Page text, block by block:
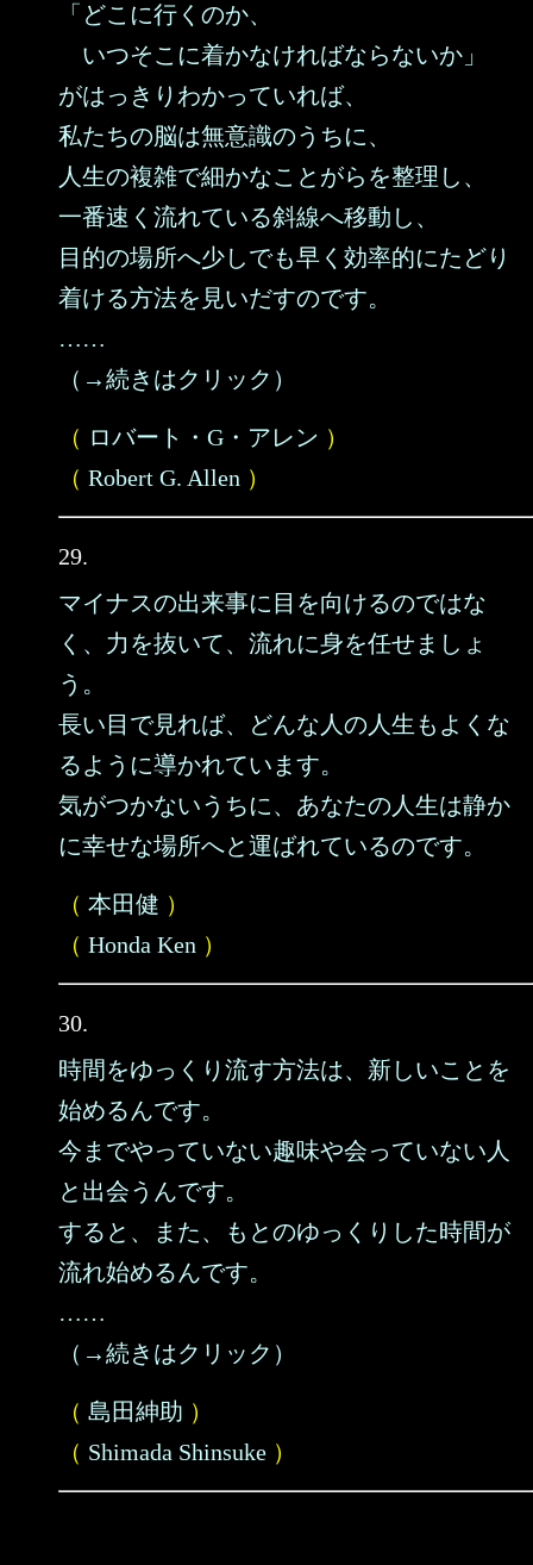
「どこに行くのか、
いつそこに着かなければならないか」
がはっきりわかっていれば、
私たちの脳は無意識のうちに、
人生の複雑で細かなことがらを整理し、
一番速く流れている斜線へ移動し、
目的の場所へ少しでも早く効率的にたどり
着ける方法を見いだすのです。
……
（→続きはクリック）
（ ロバート・G・アレン ）
（ Robert G. Allen ）
29.
マイナスの出来事に目を向けるのではな
く、力を抜いて、流れに身を任せましょ
う。
長い目で見れば、どんな人の人生もよくな
るように導かれています。
気がつかないうちに、あなたの人生は静か
に幸せな場所へと運ばれているのです。
（ 本田健 ）
（ Honda Ken ）
30.
時間をゆっくり流す方法は、新しいことを
始めるんです。
今までやっていない趣味や会っていない人
と出会うんです。
すると、また、もとのゆっくりした時間が
流れ始めるんです。
……
（→続きはクリック）
（ 島田紳助 ）
（ Shimada Shinsuke ）